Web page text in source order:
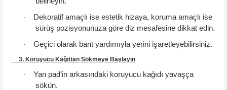
·
Dekoratif amaçlı ise estetik hizaya, koruma amaçlı ise
sürüş pozisyonunuza göre diz mesafesine dikkat edin.
· Geçici olarak bant yardımıyla yerini işaretleyebilirsiniz.
3. Koruyucu Kağıttan Sökmeye Başlayın
·
Yan pad’in arkasındaki koruyucu kağıdı yavaşça
sökün.